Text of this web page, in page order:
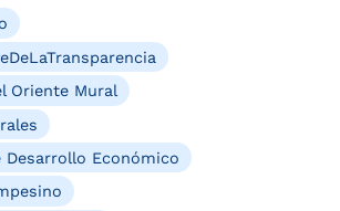
Oriente Mural
Desarrollo Económico